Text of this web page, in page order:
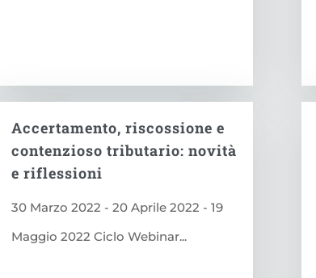
Accertamento, riscossione e
contenzioso tributario: novità
e riflessioni
30 Marzo 2022 - 20 Aprile 2022 - 19
Maggio 2022 Ciclo Webinar...